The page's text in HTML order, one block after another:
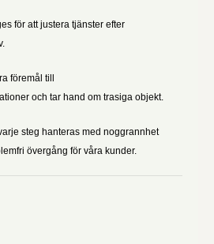
för att justera tjänster efter
föremål till
och tar hand om trasiga objekt.
steg hanteras med noggrannhet
övergång för våra kunder.